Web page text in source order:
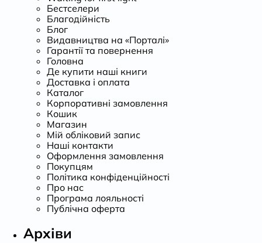
Бестселери
Благодійність
Блог
Видавництва на «Порталі»
Гарантії та повернення
Головна
Де купити наші книги
Доставка і оплата
Каталог
Корпоративні замовлення
Кошик
Магазин
Мій обліковий запис
Наші контакти
Оформлення замовлення
Покупцям
Політика конфіденційності
Про нас
Програма лояльності
Публічна оферта
Архіви